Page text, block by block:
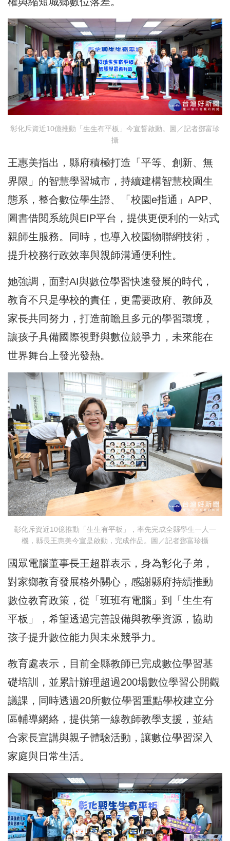
彰化斥資近10億推動「生生有平板」今宣誓啟動。圖／記者鄧富珍
攝
王惠美指出，縣府積極打造「平等、創新、無
界限」的智慧學習城市，持續建構智慧校園生
態系，整合數位學生證、「校園e指通」APP、
圖書借閱系統與EIP平台，提供更便利的一站式
親師生服務。同時，也導入校園物聯網技術，
提升校務行政效率與親師溝通便利性。
她強調，面對AI與數位學習快速發展的時代，
教育不只是學校的責任，更需要政府、教師及
家長共同努力，打造前瞻且多元的學習環境，
讓孩子具備國際視野與數位競爭力，未來能在
世界舞台上發光發熱。
彰化斥資近10億推動「生生有平板」，率先完成全縣學生一人一
機，縣長王惠美今宣是啟動，完成作品。圖／記者鄧富珍攝
國眾電腦董事長王超群表示，身為彰化子弟，
對家鄉教育發展格外關心，感謝縣府持續推動
數位教育政策，從「班班有電腦」到「生生有
平板」，希望透過完善設備與教學資源，協助
孩子提升數位能力與未來競爭力。
教育處表示，目前全縣教師已完成數位學習基
礎培訓，並累計辦理超過200場數位學習公開觀
議課，同時透過20所數位學習重點學校建立分
區輔導網絡，提供第一線教師教學支援，並結
合家長宣講與親子體驗活動，讓數位學習深入
家庭與日常生活。